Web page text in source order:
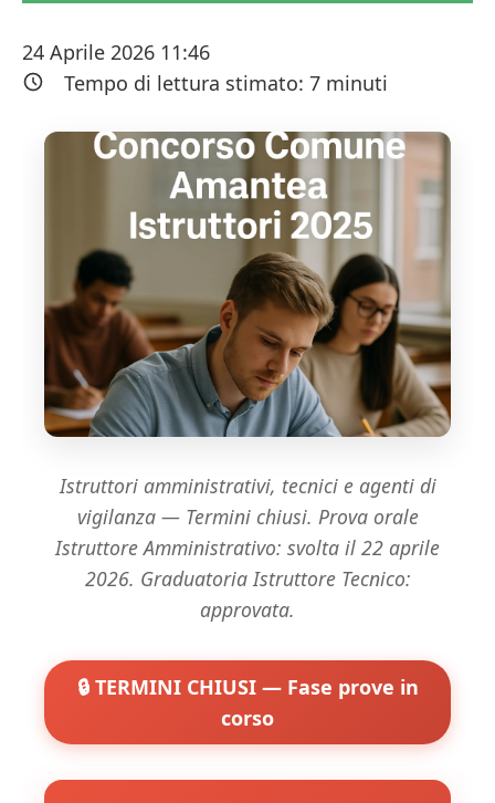
24 Aprile 2026 11:46
Tempo di lettura stimato: 7 minuti
Istruttori amministrativi, tecnici e agenti di
vigilanza — Termini chiusi. Prova orale
Istruttore Amministrativo: svolta il 22 aprile
2026. Graduatoria Istruttore Tecnico:
approvata.
🔒 TERMINI CHIUSI — Fase prove in
corso